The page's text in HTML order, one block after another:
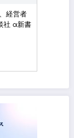
経営者
社 α新書